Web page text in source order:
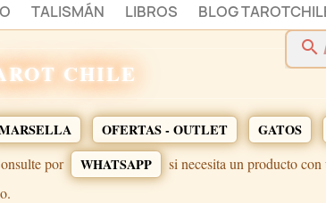
TALISMÁN LIBROS BLOG
search
CHILE
OFERTAS - OUTLET GATOS
por WHATSAPP
si necesita un producto